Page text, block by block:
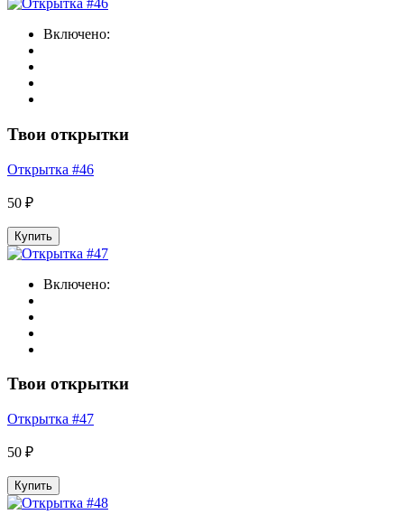
Включено:
Твои открытки
Открытка #46
50 ₽
Купить
Включено:
Твои открытки
Открытка #47
50 ₽
Купить